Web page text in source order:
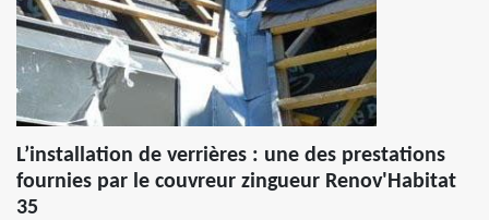
L’installation de verrières : une des prestations
fournies par le couvreur zingueur Renov'Habitat
35